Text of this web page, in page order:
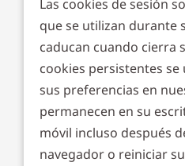
Las cookies de sesión
que se utilizan durante
caducan cuando cierra
cookies persistentes
sus preferencias en
permanecen en su
móvil incluso después
navegador o reiniciar